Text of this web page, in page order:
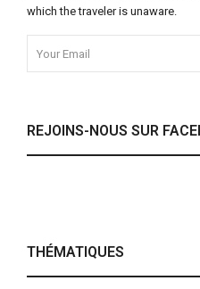
which the traveler is unaware.
REJOINS-NOUS SUR
THÉMATIQUES